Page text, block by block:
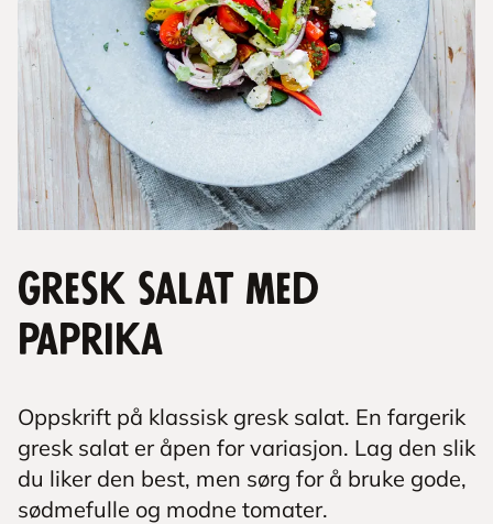
Gresk salat med
paprika
Oppskrift på klassisk gresk salat. En fargerik
gresk salat er åpen for variasjon. Lag den slik
du liker den best, men sørg for å bruke gode,
sødmefulle og modne tomater.